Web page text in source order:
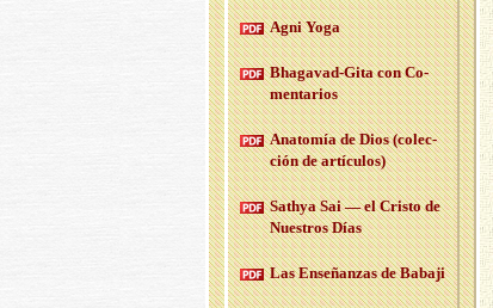
Agni Yoga
Bha­ga­vad-Gi­ta con Co­
men­ta­rios
Anato­mía de Dios (co­lec­
ción de ar­tícu­los)
Sath­ya Sai — el Cris­to de
Nues­tros Días
Las En­se­ñan­zas de Ba­ba­ji